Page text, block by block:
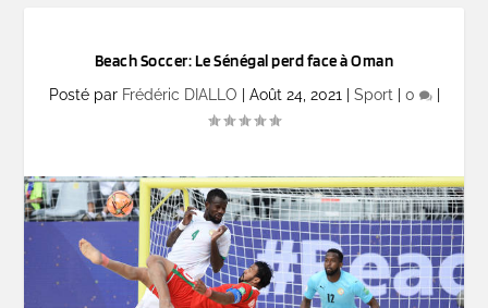
Beach Soccer: Le Sénégal perd face à Oman
Posté par Frédéric DIALLO Août 24, 2021 Sport 0 |